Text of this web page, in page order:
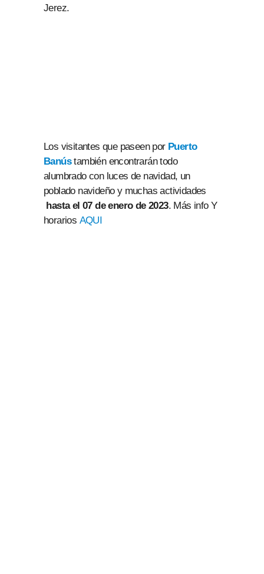
Jerez.
Los visitantes que paseen por Puerto
Banústambién encontrarán todo
alumbrado con luces de navidad, un
poblado navideño y muchas actividades
hasta el 07 de enero de 2023. Más info Y
horarios AQUI